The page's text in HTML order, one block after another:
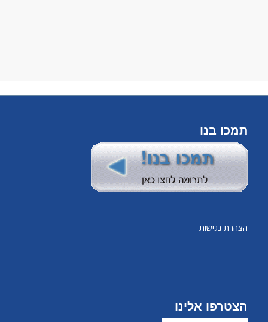
תמכו בנו
הצהרת נגישות
הצטרפו אלינו